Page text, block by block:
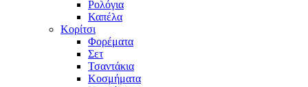
Ρολόγια
Καπέλα
Κορίτσι
Φορέματα
Σετ
Τσαντάκια
Κοσμήματα